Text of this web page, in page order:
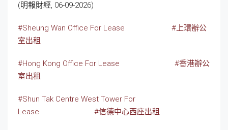
(明報財經, 06-09-2026)
#Sheung Wan Office For Lease
#上環辦公
室出租
#Hong Kong Office For Lease
#香港辦公
室出租
#Shun Tak Centre West Tower For
Lease
#信德中心西座出租